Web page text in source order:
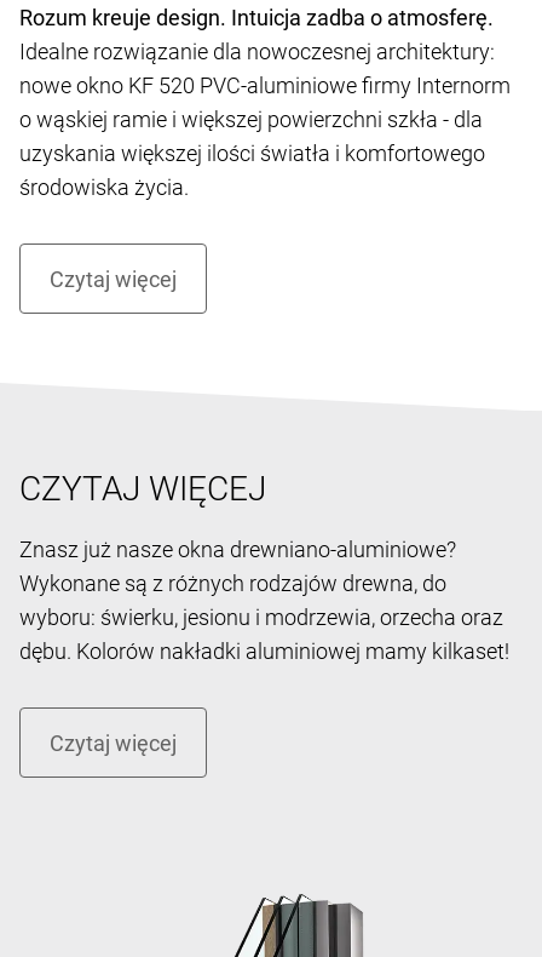
Rozum kreuje design. Intuicja zadba o atmosferę.
Idealne rozwiązanie dla nowoczesnej architektury:
nowe okno KF 520 PVC-aluminiowe firmy Internorm
o wąskiej ramie i większej powierzchni szkła - dla
uzyskania większej ilości światła i komfortowego
środowiska życia.
CZYTAJ WIĘCEJ
Znasz już nasze okna drewniano-aluminiowe?
Wykonane są z różnych rodzajów drewna, do
wyboru: świerku, jesionu i modrzewia, orzecha oraz
dębu. Kolorów nakładki aluminiowej mamy kilkaset!